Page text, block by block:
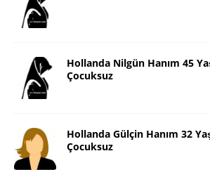
Hollanda Nilgün Hanım 45
Çocuksuz
Hollanda Gülçin Hanım 32
Çocuksuz